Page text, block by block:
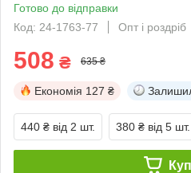
Готово до відправки
Код: 24-1763-77
Опт і роздріб
508 ₴ 635 ₴
Економія 127 ₴
440 ₴ від 2 шт. 380 ₴ від 5 шт.